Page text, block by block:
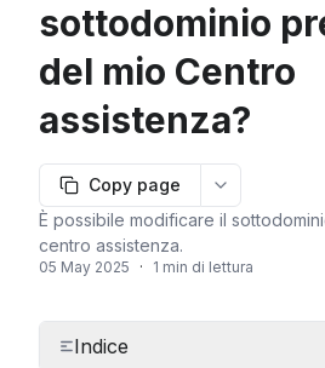
sottodominio
del mio Centro
assistenza?
Copy page
More options
È possibile modificare il
centro assistenza.
05 May 2025 · 1 min di lettura
Indice